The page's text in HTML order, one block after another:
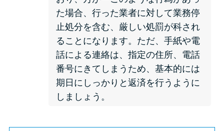
アコムはブラックでも審査に通
る？ 自分がブラックか確かめる
方法
アコムとレイクどっちがいい
の？ カードローンの選び方を徹
底解説！
プロミスの返済方法を徹底解
た場合、行った業者に対して業務停
止処分を含む、厳しい処罰が科され
ることになります。ただ、手紙や電
話による連絡は、指定の住所、電話
番号にきてしまうため、基本的には
期日にしっかりと返済を行うように
しましょう。